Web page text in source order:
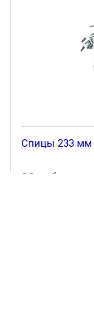
Спицы 233 мм
30 руб.